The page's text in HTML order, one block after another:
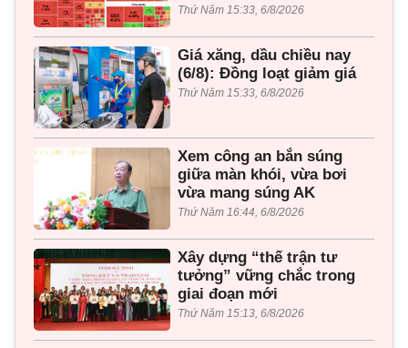
Thứ Năm 15:33, 6/8/2026
Giá xăng, dầu chiều nay
(6/8): Đồng loạt giảm giá
Thứ Năm 15:33, 6/8/2026
Xem công an bắn súng
giữa màn khói, vừa bơi
vừa mang súng AK
Thứ Năm 16:44, 6/8/2026
Xây dựng “thế trận tư
tưởng” vững chắc trong
giai đoạn mới
Thứ Năm 15:13, 6/8/2026